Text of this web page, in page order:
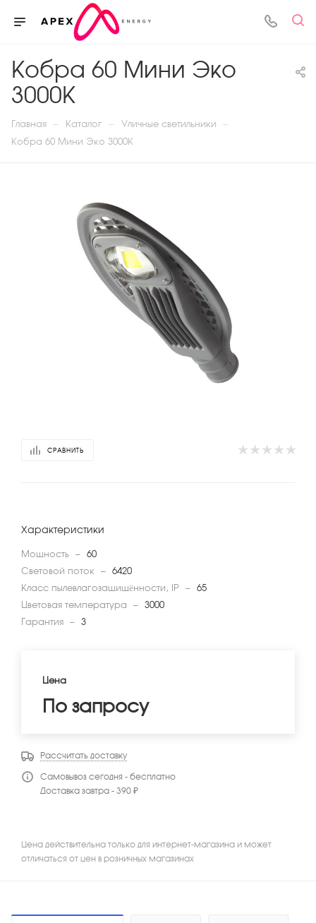
Кобра 60 Мини Эко
3000К
Главная — Каталог — Уличные светильники —
Кобра 60 Мини Эко 3000К
СРАВНИТЬ
Характеристики
Мощность — 60
Световой поток
— 6420
Класс пылевлагозащищённости, IP — 65
Цветовая температура
— 3000
Гарантия — 3
Цена
По запросу
Рассчитать доставку
Самовывоз сегодня - бесплатно
Доставка завтра - 390 ₽
Цена действительна только для интернет-магазина и может
отличаться от цен в розничных магазинах